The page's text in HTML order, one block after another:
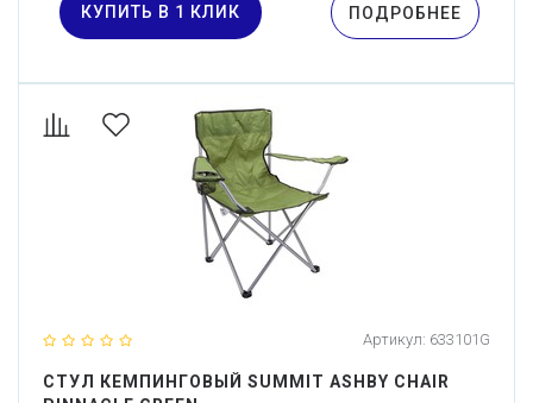
КУПИТЬ В 1 КЛИК ПОДРОБНЕЕ
Артикул: 633101G
СТУЛ КЕМПИНГОВЫЙ SUMMIT ASHBY CHAIR